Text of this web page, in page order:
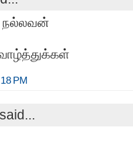
நல்லவன்
PM
said...